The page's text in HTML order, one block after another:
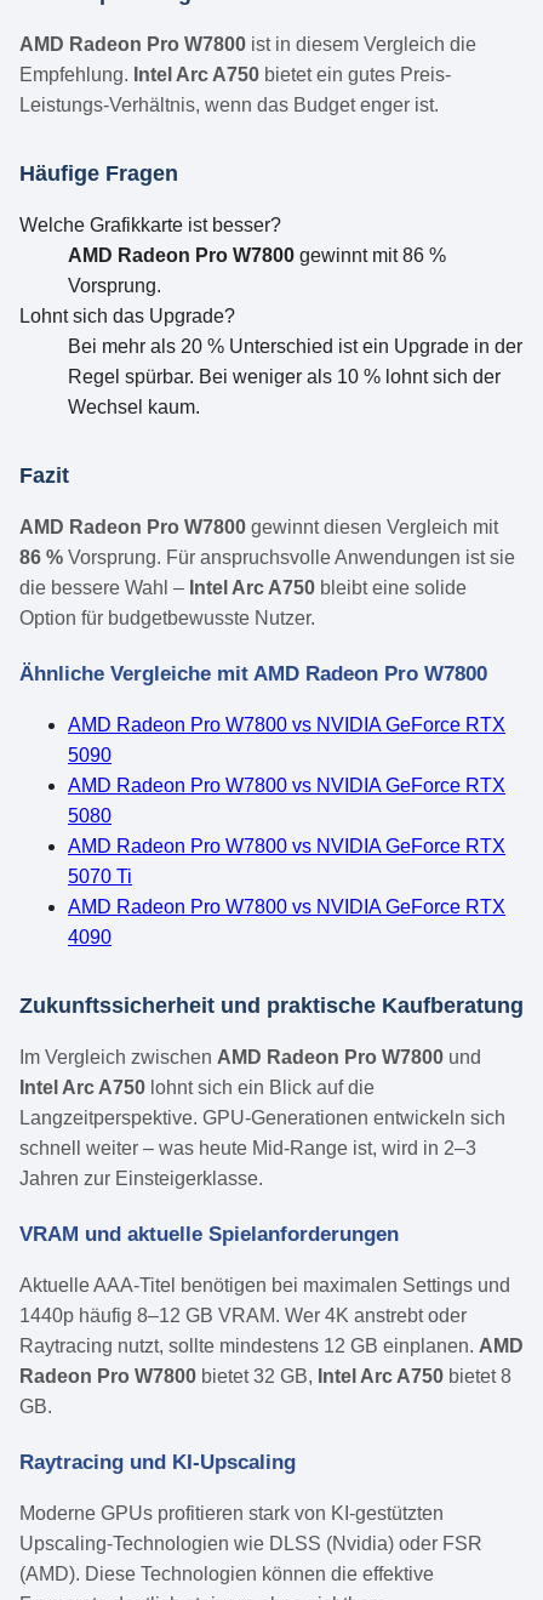
AMD Radeon Pro W7800 ist in diesem Vergleich die
Empfehlung. Intel Arc A750 bietet ein gutes Preis-
Leistungs-Verhältnis, wenn das Budget enger ist.
Häufige Fragen
Welche Grafikkarte ist besser?
AMD Radeon Pro W7800 gewinnt mit 86 %
Vorsprung.
Lohnt sich das Upgrade?
Bei mehr als 20 % Unterschied ist ein Upgrade in der
Regel spürbar. Bei weniger als 10 % lohnt sich der
Wechsel kaum.
Fazit
AMD Radeon Pro W7800 gewinnt diesen Vergleich mit
86 % Vorsprung. Für anspruchsvolle Anwendungen ist sie
die bessere Wahl – Intel Arc A750 bleibt eine solide
Option für budgetbewusste Nutzer.
Ähnliche Vergleiche mit AMD Radeon Pro W7800
AMD Radeon Pro W7800 vs NVIDIA GeForce RTX
5090
AMD Radeon Pro W7800 vs NVIDIA GeForce RTX
5080
AMD Radeon Pro W7800 vs NVIDIA GeForce RTX
5070 Ti
AMD Radeon Pro W7800 vs NVIDIA GeForce RTX
4090
Zukunftssicherheit und praktische Kaufberatung
Im Vergleich zwischen AMD Radeon Pro W7800 und
Intel Arc A750 lohnt sich ein Blick auf die
Langzeitperspektive. GPU-Generationen entwickeln sich
schnell weiter – was heute Mid-Range ist, wird in 2–3
Jahren zur Einsteigerklasse.
VRAM und aktuelle Spielanforderungen
Aktuelle AAA-Titel benötigen bei maximalen Settings und
1440p häufig 8–12 GB VRAM. Wer 4K anstrebt oder
Raytracing nutzt, sollte mindestens 12 GB einplanen. AMD
Radeon Pro W7800 bietet 32 GB, Intel Arc A750 bietet 8
GB.
Raytracing und KI-Upscaling
Moderne GPUs profitieren stark von KI-gestützten
Upscaling-Technologien wie DLSS (Nvidia) oder FSR
(AMD). Diese Technologien können die effektive